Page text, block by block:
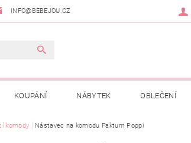
INFO@BEBEJOU.CZ
KOUPÁNÍ NÁBYTEK OBLEČENÍ
JAK KOUPIT KOLEKCI Z BÉBÉ-JOU
komody Nástavec na komodu Faktum Poppi